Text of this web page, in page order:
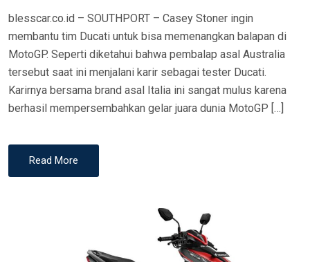
blesscar.co.id – SOUTHPORT – Casey Stoner ingin
membantu tim Ducati untuk bisa memenangkan balapan di
MotoGP. Seperti diketahui bahwa pembalap asal Australia
tersebut saat ini menjalani karir sebagai tester Ducati.
Karirnya bersama brand asal Italia ini sangat mulus karena
berhasil mempersembahkan gelar juara dunia MotoGP […]
Read More